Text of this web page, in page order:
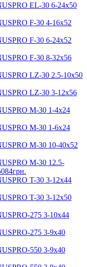
EL-30 6-24x50
F-30 4-16x52
F-30 6-24x52
F-30 8-32x56
LZ-30 2.5-10x50
LZ-30 3-12x56
M-30 1-4x24
M-30 1-6x24
M-30 10-40x52
M-30 12.5-
T-30 3-12x44
T-30 3-12x50
275 3-10x44
275 3-9x40
550 3-9x40